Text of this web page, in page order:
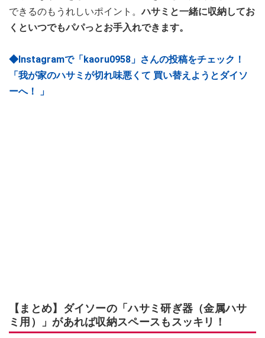
できるのもうれしいポイント。ハサミと一緒に収納してお
くといつでもパパっとお手入れできます。
◆Instagramで「kaoru0958」さんの投稿をチェック！
「我が家のハサミが切れ味悪くて 買い替えようとダイソ
ーへ！ 」
【まとめ】ダイソーの「ハサミ研ぎ器（金属ハサ
ミ用）」があれば収納スペースもスッキリ！